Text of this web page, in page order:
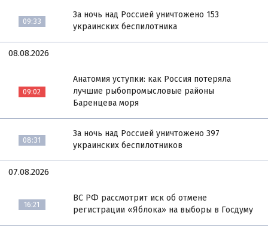
09:33
За ночь над Россией уничтожено 153
украинских беспилотника
08.08.2026
09:02
Анатомия уступки: как Россия потеряла
лучшие рыбопромысловые районы
Баренцева моря
08:31
За ночь над Россией уничтожено 397
украинских беспилотников
07.08.2026
16:21
ВС РФ рассмотрит иск об отмене
регистрации «Яблока» на выборы в Госдуму